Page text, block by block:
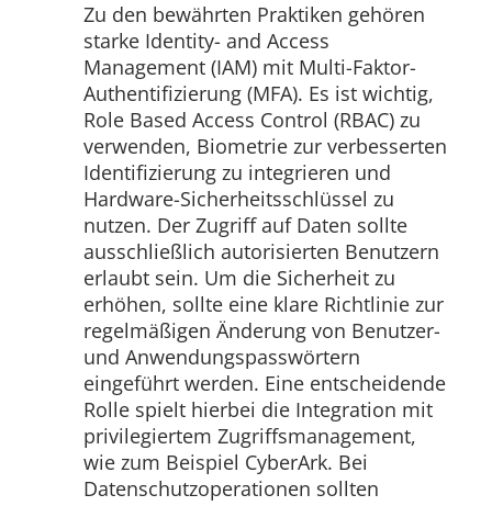
Zu den bewährten Praktiken gehören
starke Identity- and Access
Management (IAM) mit Multi-Faktor-
Authentifizierung (MFA). Es ist wichtig,
Role Based Access Control (RBAC) zu
verwenden, Biometrie zur verbesserten
Identifizierung zu integrieren und
Hardware-Sicherheitsschlüssel zu
nutzen. Der Zugriff auf Daten sollte
ausschließlich autorisierten Benutzern
erlaubt sein. Um die Sicherheit zu
erhöhen, sollte eine klare Richtlinie zur
regelmäßigen Änderung von Benutzer-
und Anwendungspasswörtern
eingeführt werden. Eine entscheidende
Rolle spielt hierbei die Integration mit
privilegiertem Zugriffsmanagement,
wie zum Beispiel CyberArk. Bei
Datenschutzoperationen sollten